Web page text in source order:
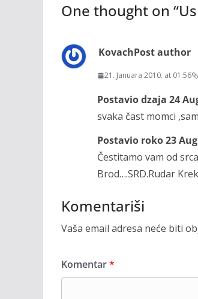
One thought on “
KovachPost author
21. Januara 2010. at 01:56
Postavio dzaja 24
svaka čast momci
Postavio roko 23
Čestitamo vam od
Brod….SRD.Rudar
Komentariši
Vaša email adresa neće biti
Komentar*